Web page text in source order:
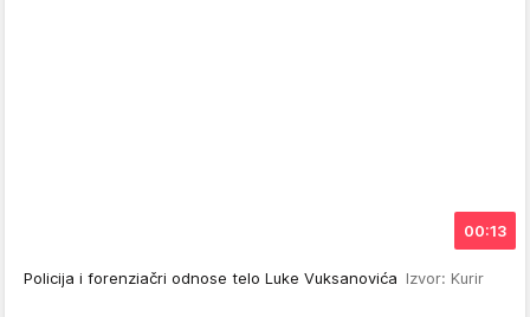
00:13
Policija i forenziačri odnose telo Luke Vuksanovića Izvor: Kurir